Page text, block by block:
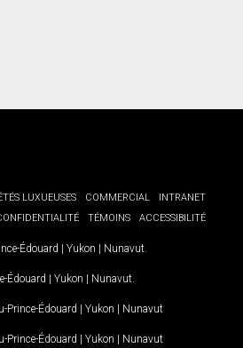
LUXUEUSES COMMERCIAL
INTRANET
TÉMOINS ACCESSIBILITÉ
Édouard | Yukon | Nunavut
Édouard | Yukon | Nunavut
Prince-Édouard | Yukon | Nunavut
Prince-Édouard | Yukon | Nunavut